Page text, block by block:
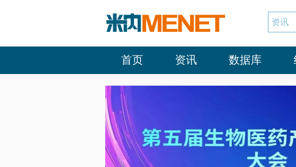
资讯
首页 资讯 数据库